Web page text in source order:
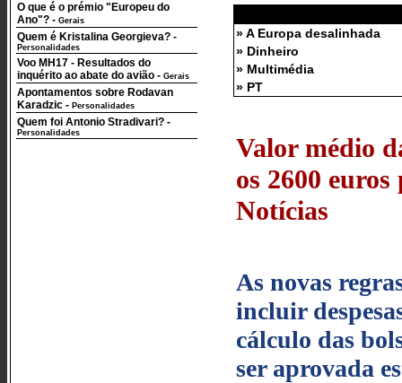
O que é o prémio "Europeu do
Ano"? - Gerais
Quem é Kristalina Georgieva? -
Personalidades
Voo MH17 - Resultados do
inquérito ao abate do avião - Gerais
Apontamentos sobre Rodavan
Karadzic - Personalidades
Quem foi Antonio Stradivari? -
Personalidades
» A Europa desalinhada
» Dinheiro
» Multimédia
» PT
Valor médio
os 2600
Notícias
As novas
incluir
cálculo das
ser aprovada